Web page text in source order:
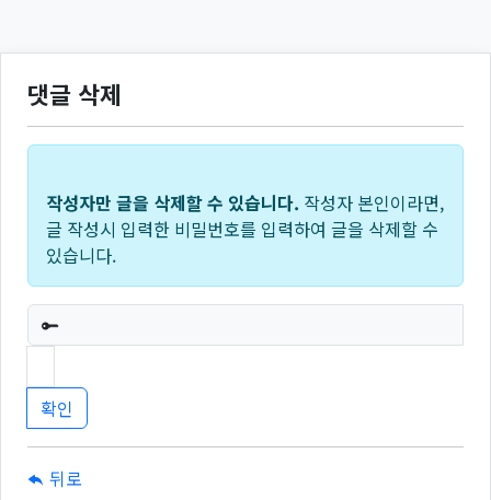
댓글 삭제
작성자만 글을 삭제할 수 있습니다. 작성자 본인이라면,
글 작성시 입력한 비밀번호를 입력하여 글을 삭제할 수
있습니다.
필수
뒤로